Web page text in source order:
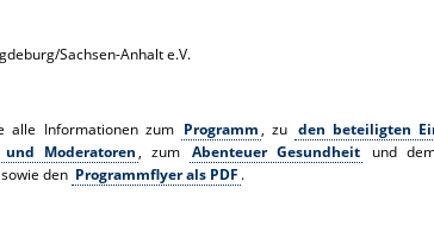
Sachsen-Anhalt e.V.
alle Informationen zum Programm, zu den beteiligten
Moderatoren, zum Abenteuer Gesundheit und
den Programmflyer als PDF .